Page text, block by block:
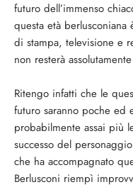
futuro dell’immenso
questa età
di stampa, televisione e
non resterà
Ritengo infatti che le
futuro saranno poche ed
probabilmente assai più
successo del
che ha accompagnato
Berlusconi riempì